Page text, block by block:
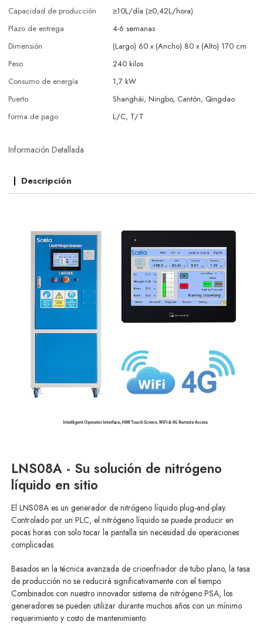
Capacidad de producción
≥10L/día (≥0,42L/hora)
Plazo de entrega
4-6 semanas
Dimensión
(Largo) 60 x (Ancho) 80 x (Alto) 170 cm
Peso
240 kilos
Consumo de energía
1,7 kW
Puerto
Shanghái, Ningbo, Cantón, Qingdao
forma de pago
L/C, T/T
Información Detallada
Descripción
LNS08A - Su solución de nitrógeno
líquido en sitio
El LNS08A es un generador de nitrógeno líquido plug-and-play.
Controlado por un PLC, el nitrógeno líquido se puede producir en
pocas horas con solo tocar la pantalla sin necesidad de operaciones
complicadas.
Basados en la técnica avanzada de crioenfriador de tubo plano, la tasa
de producción no se reducirá significativamente con el tiempo.
Combinados con nuestro innovador sistema de nitrógeno PSA, los
generadores se pueden utilizar durante muchos años con un mínimo
requerimiento y costo de mantenimiento.